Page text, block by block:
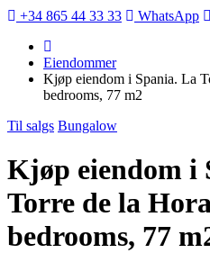
+34 865 44 33 33
WhatsApp
Eiendommer
Kjøp eiendom i Spania. La
bedrooms, 77 m2
Til salgs Bungalow
Kjøp eiendom i
Torre de la
bedrooms, 77